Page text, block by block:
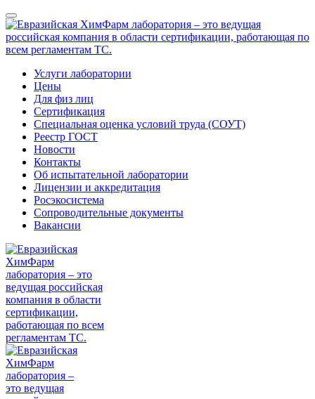
Услуги лаборатории
Цены
Для физ лиц
Сертификация
Специальная оценка условий труда (СОУТ)
Реестр ГОСТ
Новости
Контакты
Об испытательной лаборатории
Лицензии и аккредитация
Росэкосистема
Сопроводительные документы
Вакансии